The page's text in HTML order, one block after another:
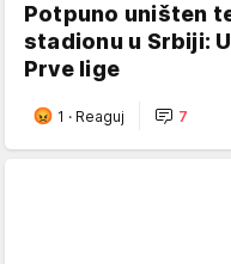
Potpuno uništen
stadionu u Srbiji:
Prve lige
1 · Reaguj 7